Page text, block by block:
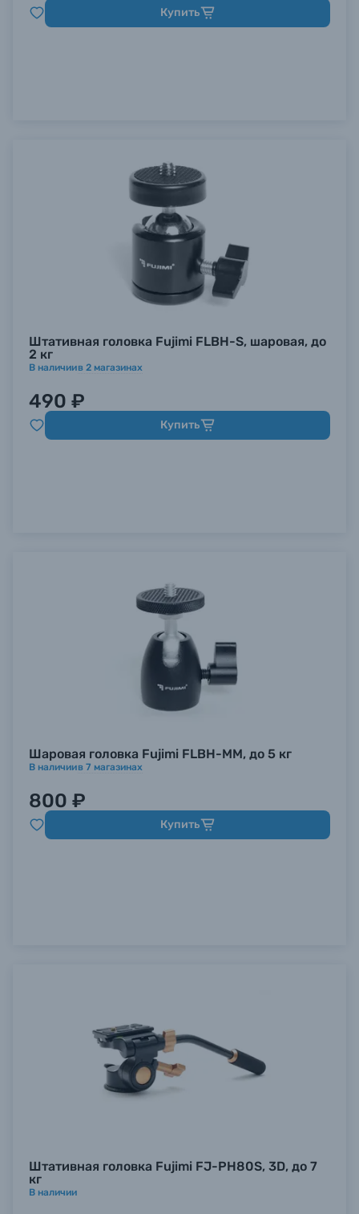
Купить
Штативная головка Fujimi FLBH-S, шаровая, до
2 кг
В наличиив 2 магазинах
490 ₽
Купить
Шаровая головка Fujimi FLBH-MM, до 5 кг
В наличиив 7 магазинах
800 ₽
Купить
Штативная головка Fujimi FJ-PH80S, 3D, до 7
кг
В наличии